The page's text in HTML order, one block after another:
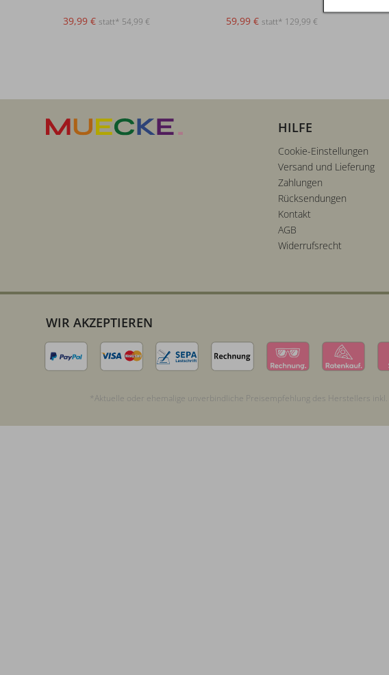
39,99 € statt* 54,99 € 59,99 € statt* 129,99 €
HILFE
Cookie-Einstellungen
Versand und Lieferung
Zahlungen
Rücksendungen
Kontakt
AGB
Widerrufsrecht
WIR AKZEPTIEREN
*Aktuelle oder ehemalige unverbindliche Preisempfehlung des Herstellers